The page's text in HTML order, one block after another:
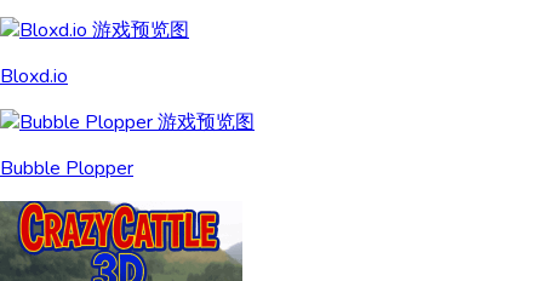
Bloxd.io
Bubble Plopper